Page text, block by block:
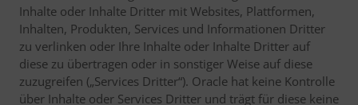
Inhalte oder Inhalte Dritter mit Websites, Plattformen,
Inhalten, Produkten, Services und Informationen Dritter
zu verlinken oder Ihre Inhalte oder Inhalte Dritter auf
diese zu übertragen oder in sonstiger Weise auf diese
zuzugreifen („Services Dritter“). Oracle hat keine Kontrolle
über Inhalte oder Services Dritter und trägt für diese keine